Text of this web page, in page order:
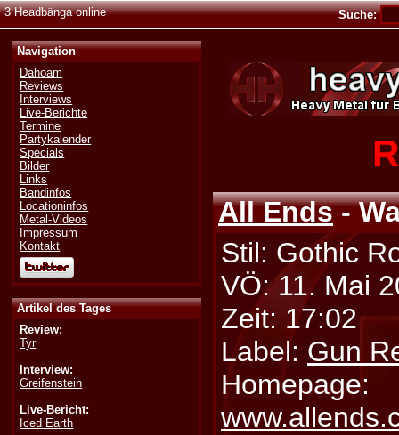
3 Headbänga online Suche:
Navigation
Dahoam
Reviews
Interviews
Live-Berichte
Termine
Partykalender
Specials
Bilder
Links
Bandinfos
Locationinfos
Metal-Videos
Impressum
Kontakt
Artikel des Tages
Review:
Tyr
Interview:
Greifenstein
Live-Bericht:
Iced Earth
All Ends-
Stil: Gothic
VÖ: 11. Mai
Zeit: 17:02
Label: Gun
Homepage: